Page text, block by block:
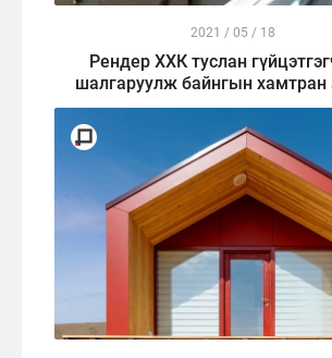
2021 / 05 / 18
Рендер ХХК туслан
шалгаруулж байнгын